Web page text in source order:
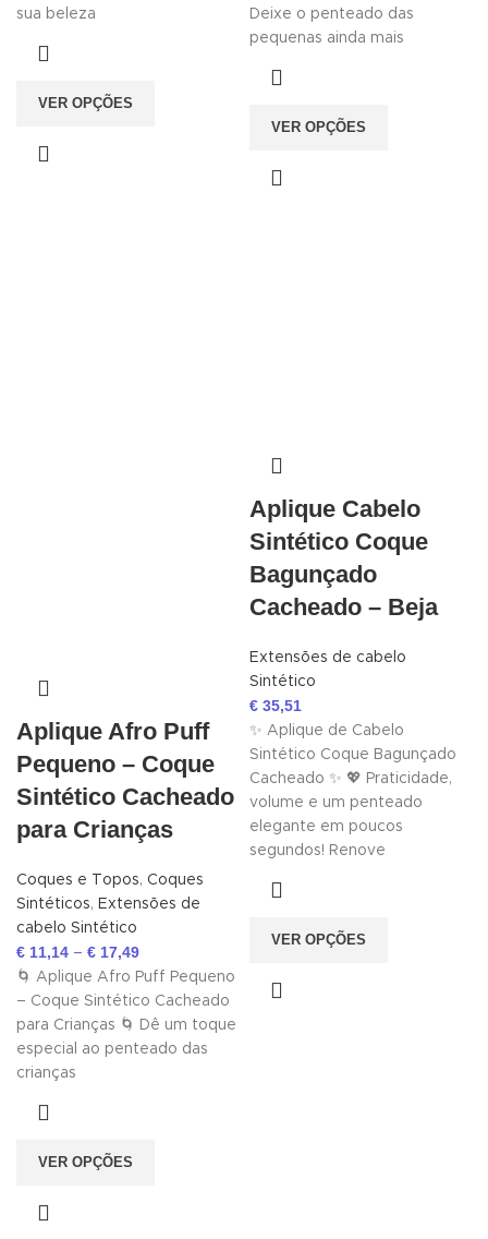
sua beleza
VER OPÇÕES
Deixe o penteado das
pequenas ainda mais
VER OPÇÕES
Aplique Afro Puff
Pequeno – Coque
Sintético Cacheado
para Crianças
Coques e Topos, Coques
Sintéticos, Extensões de
cabelo Sintético
€ 11,14 – € 17,49
🌀 Aplique Afro Puff Pequeno
– Coque Sintético Cacheado
para Crianças 🌀 Dê um toque
especial ao penteado das
crianças
VER OPÇÕES
Aplique Cabelo
Sintético Coque
Bagunçado
Cacheado – Beja
Extensões de cabelo
Sintético
€ 35,51
✨ Aplique de Cabelo
Sintético Coque Bagunçado
Cacheado ✨ 💖 Praticidade,
volume e um penteado
elegante em poucos
segundos! Renove
VER OPÇÕES